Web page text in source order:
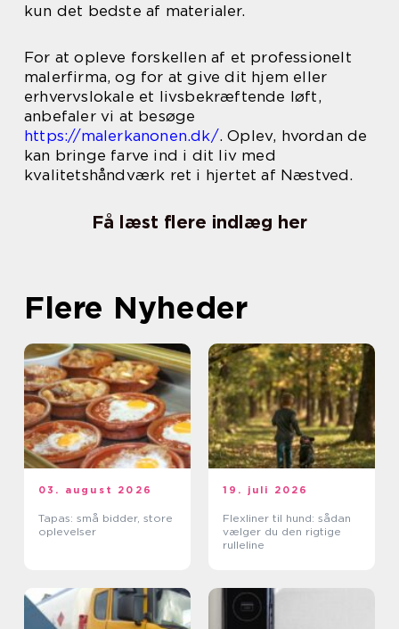
kun det bedste af materialer.
For at opleve forskellen af et professionelt
malerfirma, og for at give dit hjem eller
erhvervslokale et livsbekræftende løft,
anbefaler vi at besøge
https://malerkanonen.dk/. Oplev, hvordan de
kan bringe farve ind i dit liv med
kvalitetshåndværk ret i hjertet af Næstved.
Få læst flere indlæg her
Flere Nyheder
03. august 2026
Tapas: små bidder, store
oplevelser
19. juli 2026
Flexliner til hund: sådan
vælger du den rigtige
rulleline